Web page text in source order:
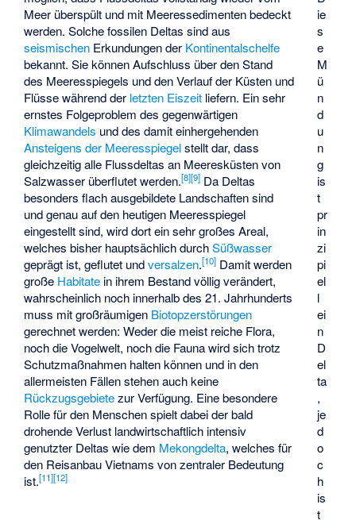
ie
s
e
M
ü
n
d
u
n
g
is
t
pr
in
zi
pi
el
l
ei
n
D
el
ta
,
je
d
o
c
h
is
t
Meer überspült und mit Meeressedimenten bedeckt
werden. Solche fossilen Deltas sind aus
seismischen Erkundungen der Kontinentalschelfe
bekannt. Sie können Aufschluss über den Stand
des Meeresspiegels und den Verlauf der Küsten und
Flüsse während der letzten Eiszeit liefern. Ein sehr
ernstes Folgeproblem des gegenwärtigen
Klimawandels und des damit einhergehenden
Ansteigens der Meeresspiegelstellt dar, dass
gleichzeitig alle Flussdeltas an Meeresküsten von
Salzwasser überflutet werden.[8][9] Da Deltas
besonders flach ausgebildete Landschaften sind
und genau auf den heutigen Meeresspiegel
eingestellt sind, wird dort ein sehr großes Areal,
welches bisher hauptsächlich durchSüßwasser
geprägt ist, geflutet undversalzen.[10] Damit werden
große Habitate in ihrem Bestand völlig verändert,
wahrscheinlich noch innerhalb des 21. Jahrhunderts
muss mit großräumigen Biotopzerstörungen
gerechnet werden: Weder die meist reiche Flora,
noch die Vogelwelt, noch die Fauna wird sich trotz
Schutzmaßnahmen halten können und in den
allermeisten Fällen stehen auch keine
Rückzugsgebietezur Verfügung. Eine besondere
Rolle für den Menschen spielt dabei der bald
drohende Verlust landwirtschaftlich intensiv
genutzter Deltas wie dem Mekongdelta, welches für
den Reisanbau Vietnams von zentraler Bedeutung
ist.[11][12]